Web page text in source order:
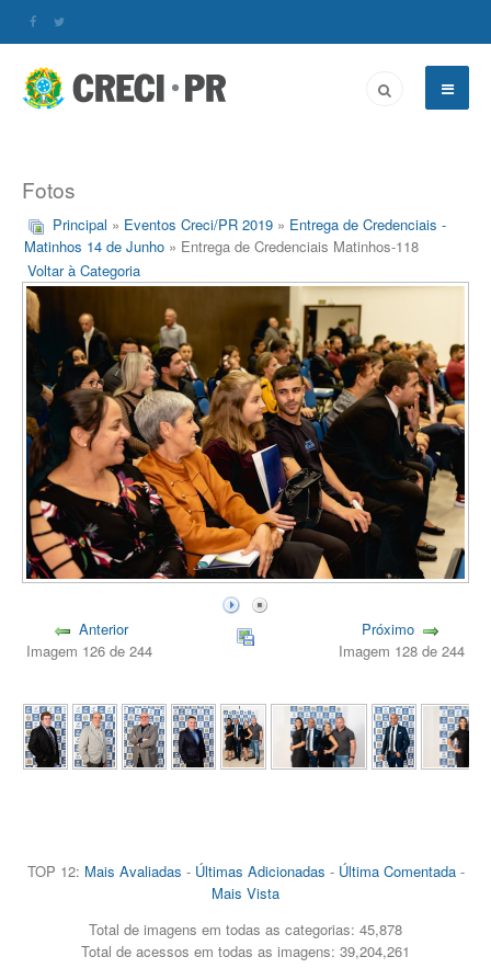
Fotos
Principal » Eventos Creci/PR 2019 » Entrega de Credenciais -
Matinhos 14 de Junho » Entrega de Credenciais Matinhos-118
Voltar à Categoria
Anterior
Imagem 126 de 244
Próximo
Imagem 128 de 244
TOP 12: Mais Avaliadas - Últimas Adicionadas - Última Comentada-
Mais Vista
Total de imagens em todas as categorias: 45,878
Total de acessos em todas as imagens: 39,204,261